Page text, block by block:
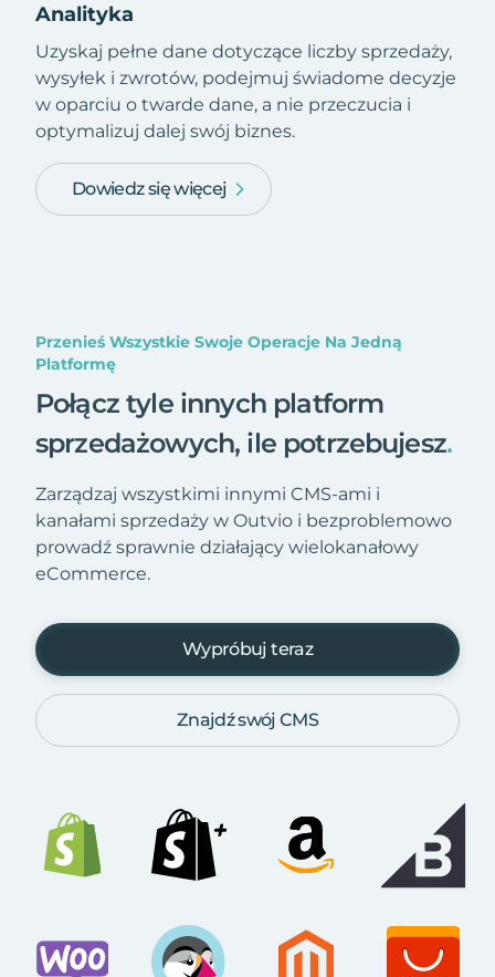
Analityka
Uzyskaj pełne dane dotyczące liczby sprzedaży,
wysyłek i zwrotów, podejmuj świadome decyzje
w oparciu o twarde dane, a nie przeczucia i
optymalizuj dalej swój biznes.
Dowiedz się więcej
Przenieś Wszystkie Swoje Operacje Na Jedną
Platformę
Połącz tyle innych platform
sprzedażowych, ile potrzebujesz.
Zarządzaj wszystkimi innymi CMS-ami i
kanałami sprzedaży w Outvio i bezproblemowo
prowadź sprawnie działający wielokanałowy
eCommerce.
Wypróbuj teraz
Znajdź swój CMS